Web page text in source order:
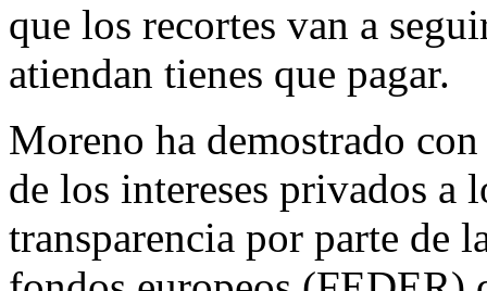
que los recortes van a
atiendan tienes que pagar.
Moreno ha demostrado
de los intereses privados a
transparencia por parte de